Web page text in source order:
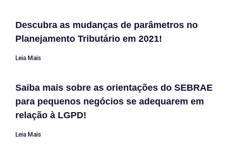
Descubra as mudanças de parâmetros no
Planejamento Tributário em 2021!
Leia Mais
Saiba mais sobre as orientações do SEBRAE
para pequenos negócios se adequarem em
relação à LGPD!
Leia Mais